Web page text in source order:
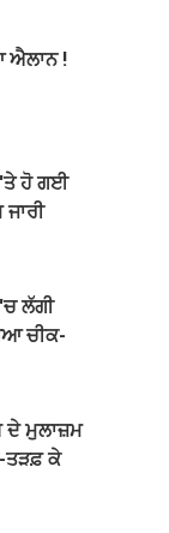
ਐਲਾਨ !
ਹੋ ਗਈ
ਲੱਗੀ
ਚੀਕ-
ਦੇ ਮੁਲਾਜ਼ਮ
ਤੜਫ਼ ਕੇ